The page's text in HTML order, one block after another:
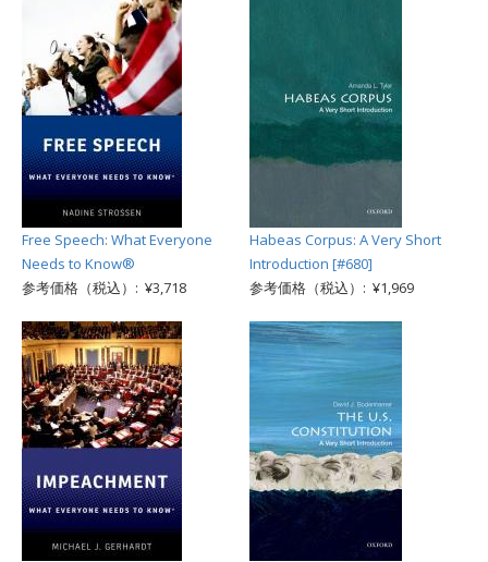
Free Speech: What Everyone
Needs to Know®
参考価格（税込）: ¥3,718
Habeas Corpus: A Very Short
Introduction [#680]
参考価格（税込）: ¥1,969